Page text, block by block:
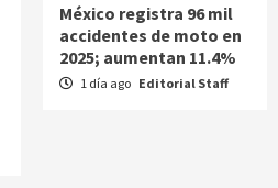
México registra 96 mil
accidentes de moto en
2025; aumentan 11.4%
1 día ago Editorial Staff